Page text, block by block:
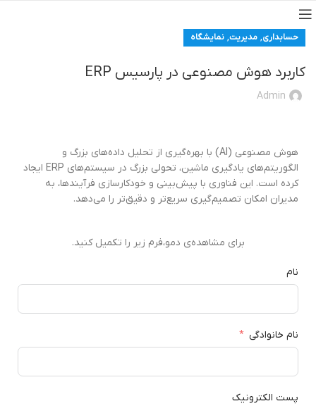
حسابداری, مدیریت, نمایشگاه
کاربرد هوش‌ مصنوعی در پارسیس ERP
Admin
هوش مصنوعی (AI) با بهره‌گیری از تحلیل داده‌های بزرگ و
الگوریتم‌های یادگیری ماشین، تحولی بزرگ در سیستم‌های ERP ایجاد
کرده است. این فناوری با پیش‌بینی و خودکارسازی فرآیندها، به
مدیران امکان تصمیم‌گیری سریع‌تر و دقیق‌تر را می‌دهد.
برای مشاهده‌ی دمو،فرم زیر را تکمیل کنید.
نام
نام خانوادگی
پست الکترونیک